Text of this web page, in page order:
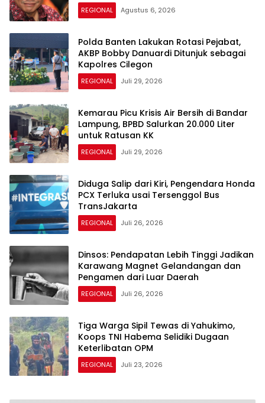
REGIONAL Agustus 6, 2026
Polda Banten Lakukan Rotasi Pejabat,
AKBP Bobby Danuardi Ditunjuk sebagai
Kapolres Cilegon
REGIONAL Juli 29, 2026
Kemarau Picu Krisis Air Bersih di Bandar
Lampung, BPBD Salurkan 20.000 Liter
untuk Ratusan KK
REGIONAL Juli 29, 2026
Diduga Salip dari Kiri, Pengendara Honda
PCX Terluka usai Tersenggol Bus
TransJakarta
REGIONAL Juli 26, 2026
Dinsos: Pendapatan Lebih Tinggi Jadikan
Karawang Magnet Gelandangan dan
Pengamen dari Luar Daerah
REGIONAL Juli 26, 2026
Tiga Warga Sipil Tewas di Yahukimo,
Koops TNI Habema Selidiki Dugaan
Keterlibatan OPM
REGIONAL Juli 23, 2026